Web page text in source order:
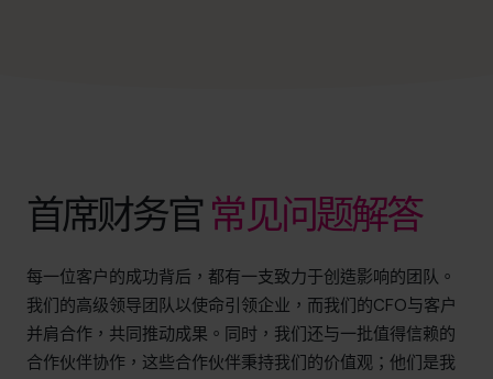
首席财务官常见问题解答
每一位客户的成功背后，都有一支致力于创造影响的团队。
我们的高级领导团队以使命引领企业，而我们的CFO与客户
并肩合作，共同推动成果。同时，我们还与一批值得信赖的
合作伙伴协作，这些合作伙伴秉持我们的价值观；他们是我